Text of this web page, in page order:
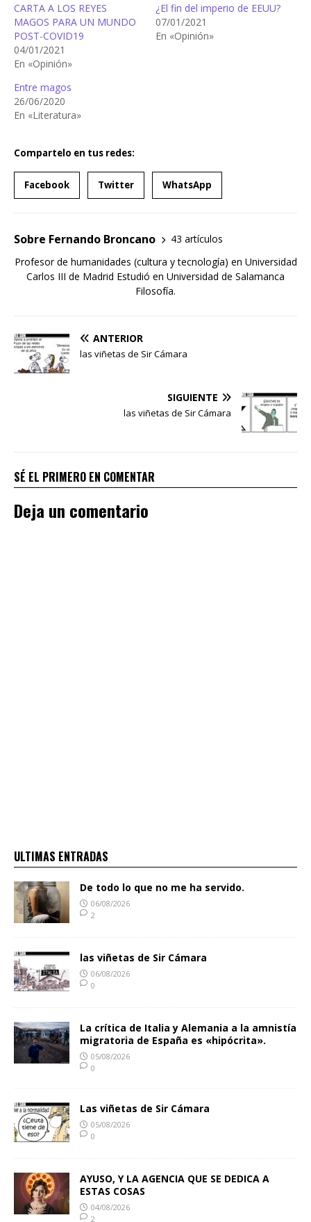
CARTA A LOS REYES
MAGOS PARA UN MUNDO
POST-COVID19
04/01/2021
En «Opinión»
¿El fin del imperio de EEUU?
07/01/2021
En «Opinión»
Entre magos
26/06/2020
En «Literatura»
Compartelo en tus redes:
Facebook Twitter WhatsApp
Sobre Fernando Broncano
43 artículos
Profesor de humanidades (cultura y tecnología) en Universidad
Carlos III de Madrid Estudió en Universidad de Salamanca
Filosofía.
ANTERIOR
las viñetas de Sir Cámara
SIGUIENTE
las viñetas de Sir Cámara
SÉ EL PRIMERO EN COMENTAR
Deja un comentario
ULTIMAS ENTRADAS
De todo lo que no me ha servido.
06/08/2026
2
las viñetas de Sir Cámara
06/08/2026
0
La crítica de Italia y Alemania a la amnistía
migratoria de España es «hipócrita».
05/08/2026
0
Las viñetas de Sir Cámara
05/08/2026
0
AYUSO, Y LA AGENCIA QUE SE DEDICA A
ESTAS COSAS
04/08/2026
2